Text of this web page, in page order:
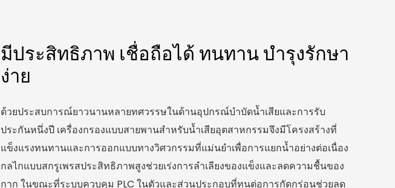
มีประสิทธิภาพ เชื่อถือได้ ทนทาน บำรุงรักษา
ง่าย
ด้วยประสบการณ์ยาวนานหลายทศวรรษในด้านอุปกรณ์บำบัดน้ำเสียและการรับ
ประกันหนึ่งปี เครื่องกรองแบบสายพานสำหรับน้ำเสียอุตสาหกรรมจึงมีโครงสร้างที่
แข็งแรงทนทานและการออกแบบทางวิศวกรรมที่แม่นยำเพื่อการแยกน้ำอย่างต่อเนื่อง
กลไกแบบสกรูเพรสประสิทธิภาพสูงช่วยเร่งการลำเลียงของแข็งและลดความชื้นของ
กาก ในขณะที่ระบบควบคุม PLC ในตัวและส่วนประกอบที่ทนต่อการกัดกร่อนช่วยลด